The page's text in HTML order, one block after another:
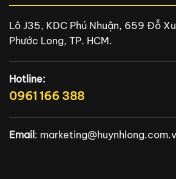
Lô J35, KDC Phú Nhuận, 659 Đỗ
Phước Long, TP. HCM.
Hotline:
0961 166 388
Email :